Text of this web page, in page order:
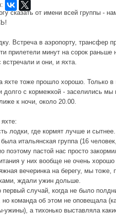
сказать от имени всей группы -
Встреча в аэропорту, трансфер
прилетели минут на сорок раньше
встречали и они, и яхта.
яхте тоже прошло хорошо. Только в
долго с кормежкой - заселились мы
к ночи, около 20.00.
лодки, где кормят лучше и
итальянская группа (16
поэтому пастой нас просто
у них вообще не очень
вечеринка на берегу, мы тоже,
ждали ужин дольше.
первый случай, когда не было
но команда об этом не оповещала
ужины), а тихонько выставляла